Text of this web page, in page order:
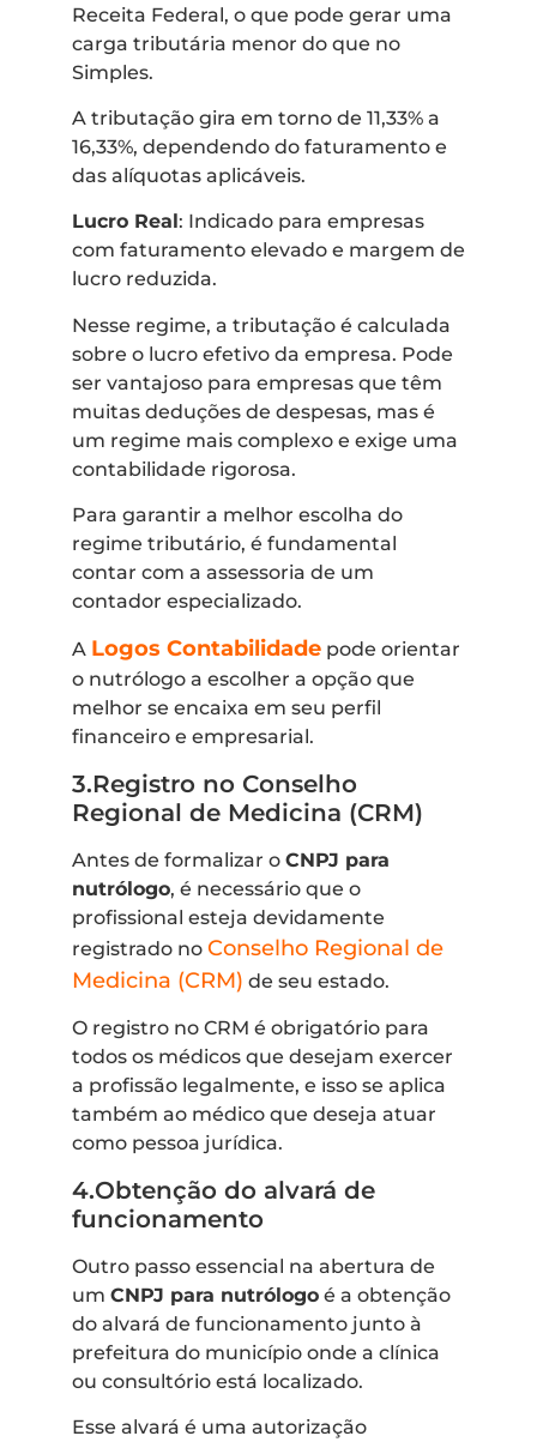
Receita Federal, o que pode gerar uma
carga tributária menor do que no
Simples.
A tributação gira em torno de 11,33% a
16,33%, dependendo do faturamento e
das alíquotas aplicáveis.
Lucro Real: Indicado para empresas
com faturamento elevado e margem de
lucro reduzida.
Nesse regime, a tributação é calculada
sobre o lucro efetivo da empresa. Pode
ser vantajoso para empresas que têm
muitas deduções de despesas, mas é
um regime mais complexo e exige uma
contabilidade rigorosa.
Para garantir a melhor escolha do
regime tributário, é fundamental
contar com a assessoria de um
contador especializado.
A Logos Contabilidade pode orientar
o nutrólogo a escolher a opção que
melhor se encaixa em seu perfil
financeiro e empresarial.
3.Registro no Conselho
Regional de Medicina (CRM)
Antes de formalizar o CNPJ para
nutrólogo, é necessário que o
profissional esteja devidamente
registrado no Conselho Regional de
Medicina (CRM) de seu estado.
O registro no CRM é obrigatório para
todos os médicos que desejam exercer
a profissão legalmente, e isso se aplica
também ao médico que deseja atuar
como pessoa jurídica.
4.Obtenção do alvará de
funcionamento
Outro passo essencial na abertura de
um CNPJ para nutrólogo é a obtenção
do alvará de funcionamento junto à
prefeitura do município onde a clínica
ou consultório está localizado.
Esse alvará é uma autorização